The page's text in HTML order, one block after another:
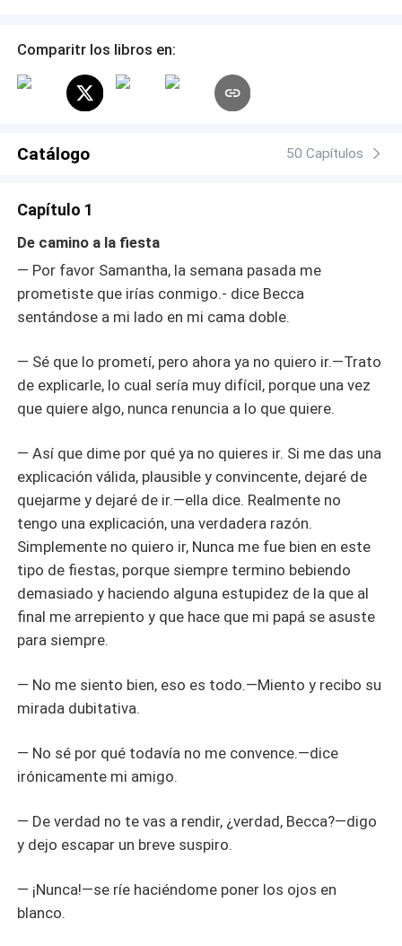
Comparitr los libros en:
Catálogo 50 Capítulos
Capítulo 1
De camino a la fiesta
— Por favor Samantha, la semana pasada me
prometiste que irías conmigo.- dice Becca
sentándose a mi lado en mi cama doble.
— Sé que lo prometí, pero ahora ya no quiero ir.—Trato
de explicarle, lo cual sería muy difícil, porque una vez
que quiere algo, nunca renuncia a lo que quiere.
— Así que dime por qué ya no quieres ir. Si me das una
explicación válida, plausible y convincente, dejaré de
quejarme y dejaré de ir.—ella dice. Realmente no
tengo una explicación, una verdadera razón.
Simplemente no quiero ir, Nunca me fue bien en este
tipo de fiestas, porque siempre termino bebiendo
demasiado y haciendo alguna estupidez de la que al
final me arrepiento y que hace que mi papá se asuste
para siempre.
— No me siento bien, eso es todo.—Miento y recibo su
mirada dubitativa.
— No sé por qué todavía no me convence.—dice
irónicamente mi amigo.
— De verdad no te vas a rendir, ¿verdad, Becca?—digo
y dejo escapar un breve suspiro.
— ¡Nunca!—se ríe haciéndome poner los ojos en
blanco.